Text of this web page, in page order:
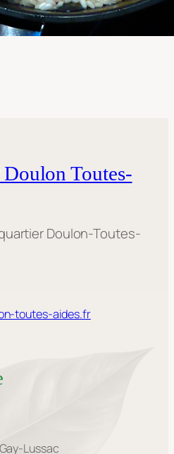
Toutes-
Doulon-Toutes-
toutes-aides.fr
Lussac